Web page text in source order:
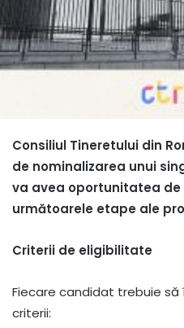
Consiliul Tineretului din
de nominalizarea unui
va avea oportunitatea
următoarele etape ale
Criterii de eligibilitate
Fiecare candidat trebuie
criterii: